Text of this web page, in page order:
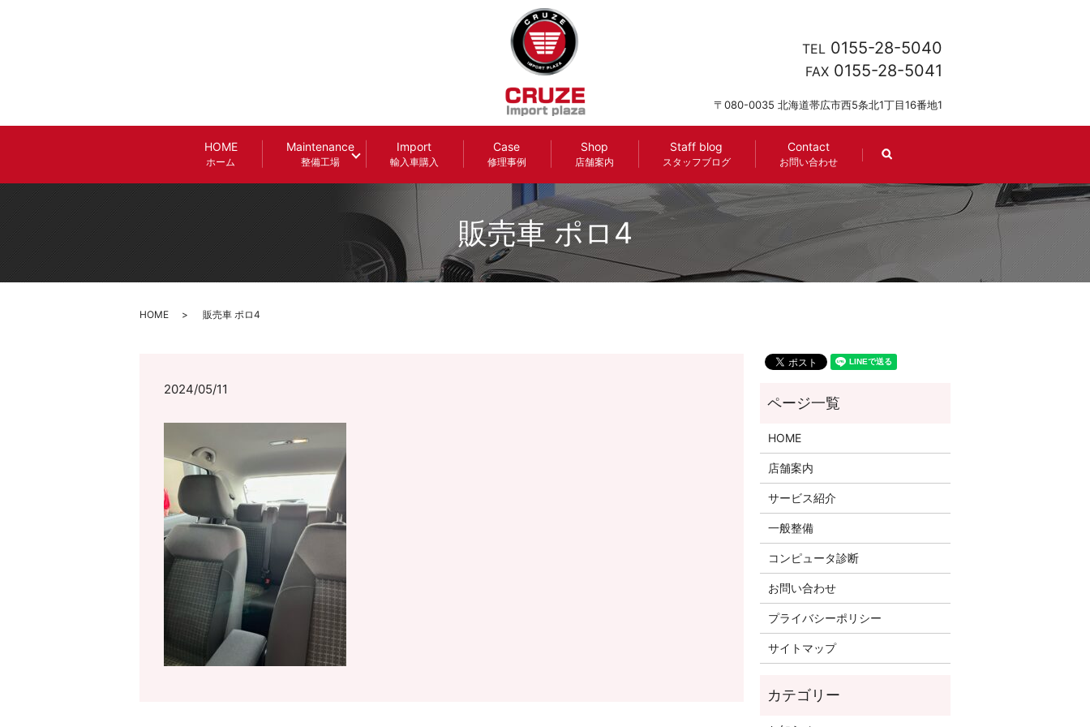
HOME
ホーム
Maintenance
整備工場
Import
輸入車購入
Case
修理事例
Shop
店舗案内
Staff blog
スタッフブログ
Contact
お問い合わせ search
TEL 0155-28-5040
FAX 0155-28-5041
〒080-0035 北海道帯広市西5条北1丁目16番地1
販売車 ポロ4
HOME 販売車 ポロ4
2024/05/11
HOME
店舗案内
サービス紹介
一般整備
コンピュータ診断
お問い合わせ
プライバシーポリシー
サイトマップ